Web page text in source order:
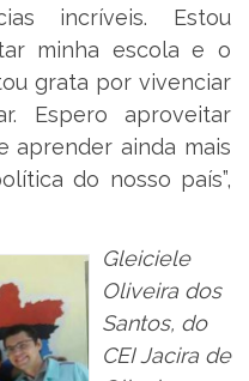
incríveis. Estou
minha escola e o
grata por vivenciar
Espero aproveitar
aprender ainda mais
do nosso país”,
Gleiciele
Oliveira dos
Santos, do
CEI Jacira de